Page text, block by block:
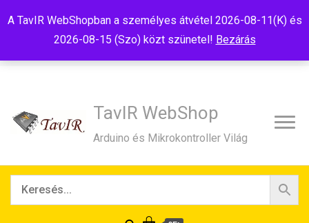
A TavIR WebShopban a személyes átvétel 2026-08-11(K) és
2026-08-15 (Szo) közt szünetel! Bezárás
TavIR WebShop
Arduino és Mikrokontroller Világ